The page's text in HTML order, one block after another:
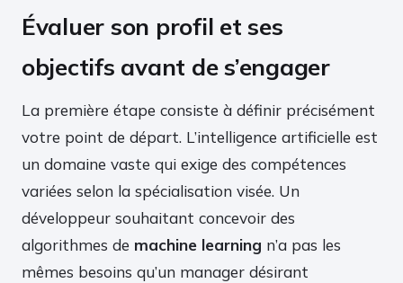
Évaluer son profil et ses
objectifs avant de s’engager
La première étape consiste à définir précisément
votre point de départ. L’intelligence artificielle est
un domaine vaste qui exige des compétences
variées selon la spécialisation visée. Un
développeur souhaitant concevoir des
algorithmes de machine learning n’a pas les
mêmes besoins qu’un manager désirant